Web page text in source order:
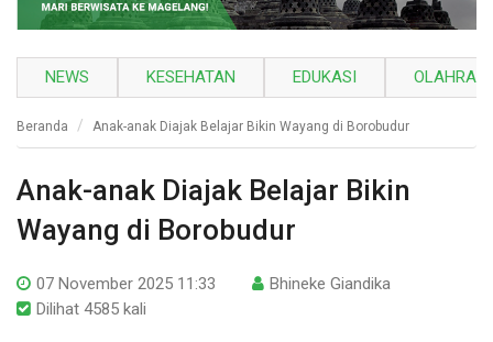
NEWS KESEHATAN EDUKASI
Beranda Anak-anak Diajak Belajar Bikin Wayang di Borobudur
Anak-anak Diajak Belajar Bikin
Wayang di Borobudur
07 November 2025 11:33
Bhineke Giandika
Dilihat 4585 kali